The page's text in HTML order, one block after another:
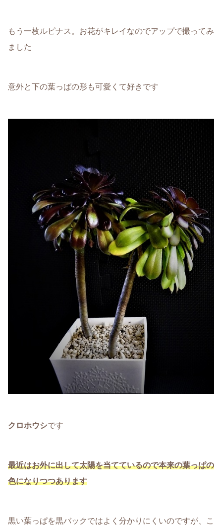
もう一枚ルピナス。お花がキレイなのでアップで撮ってみ
ました
意外と下の葉っぱの形も可愛くて好きです
クロホウシです
最近はお外に出して太陽を当てているので本来の葉っぱの
色になりつつあります
黒い葉っぱを黒バックではよく分かりにくいのですが、こ